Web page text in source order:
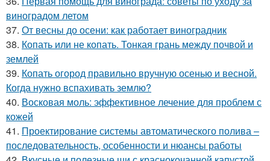
виноградом летом
37. От весны до осени: как работает виноградник
38. Копать или не копать. Тонкая грань между почвой и
землей
39. Копать огород правильно вручную осенью и весной.
Когда нужно вспахивать землю?
40. Восковая моль: эффективное лечение для проблем с
кожей
41. Проектирование системы автоматического полива –
последовательность, особенности и нюансы работы